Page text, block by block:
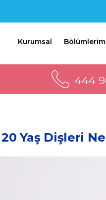
Kurumsal
444
Yaş Dişleri Ne